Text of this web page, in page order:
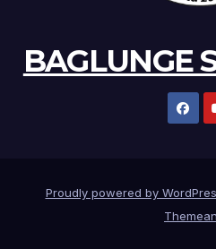
BAGLUNGE
Proudly powered by